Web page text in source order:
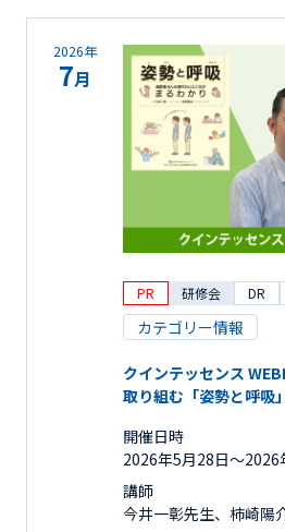
2026年
7月
PR 研修会 DR
カテゴリー情報
クインテッセンス
取り組む「姿勢と呼吸
開催日時
2026年5月28日〜
講師
今井一彰先生、柿崎陽